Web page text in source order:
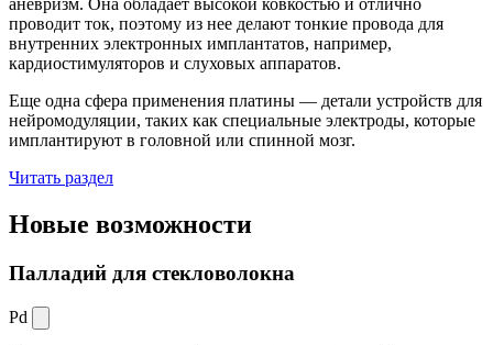
аневризм. Она обладает высокой ковкостью и отлично
проводит ток, поэтому из нее делают тонкие провода для
внутренних электронных имплантатов, например,
кардиостимуляторов и слуховых аппаратов.
Еще одна сфера применения платины — детали устройств для
нейромодуляции, таких как специальные электроды, которые
имплантируют в головной или спинной мозг.
Читать раздел
Новые возможности
Палладий для стекловолокна
Pd